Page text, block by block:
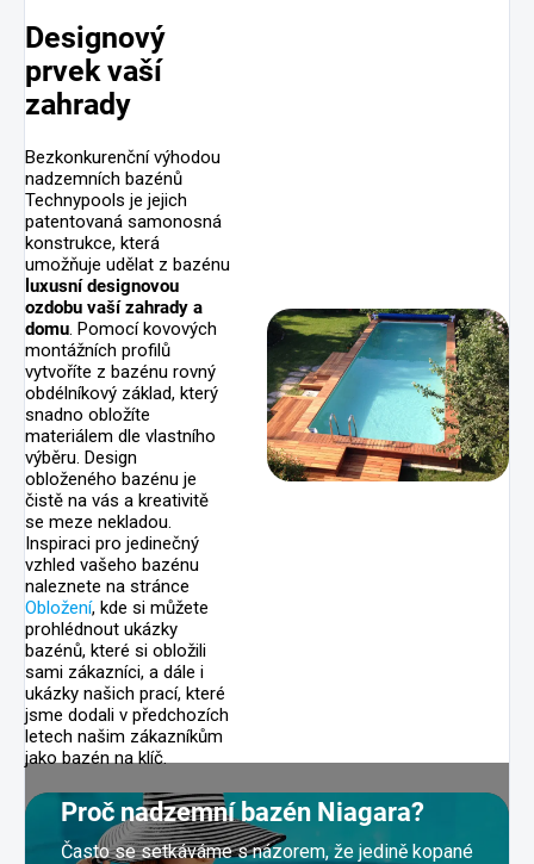
Designový
prvek vaší
zahrady
Bezkonkurenční výhodou
nadzemních bazénů
Technypools je jejich
patentovaná samonosná
konstrukce, která
umožňuje udělat z bazénu
luxusní designovou
ozdobu vaší zahrady a
domu. Pomocí kovových
montážních profilů
vytvoříte z bazénu rovný
obdélníkový základ, který
snadno obložíte
materiálem dle vlastního
výběru. Design
obloženého bazénu je
čistě na vás a kreativitě
se meze nekladou.
Inspiraci pro jedinečný
vzhled vašeho bazénu
naleznete na stránce
Obložení, kde si můžete
prohlédnout ukázky
bazénů, které si obložili
sami zákazníci, a dále i
ukázky našich prací, které
jsme dodali v předchozích
letech našim zákazníkům
jako bazén na klíč.
Proč nadzemní bazén Niagara?
Často se setkáváme s názorem, že jedině kopané